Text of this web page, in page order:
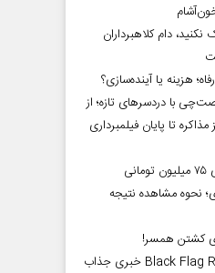
دام کلاهبرداران
هزینه یا آینده‌سازی؟
با دردسر‌های تازه؛ از
تا پایان فیلمبرداری
استعلام وام ضروری ۷۵ میلیون تومانی
نحوه مشاهده نتیجه
کشتن همسر!
بازگشت Black Flag Resynced خبری جذاب